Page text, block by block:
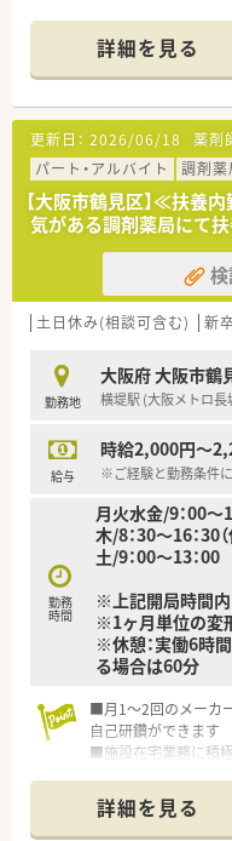
組みをしています。
勉強会を開催してい
るなど、自己研鑽を
目指してRPAの導入
して薬剤師が臨床業
■ドクターに声を掛
関係も良好です。
■施設在宅業務も各
い・学んでいきたい
■最新の調剤機器や
率良くお仕事いただ
■基本的に移動無し
ができます。
■各店舗、最寄駅か
です。
詳細を見る
更新日： 2026/06/18 薬剤
パート・アルバイト
調剤薬
【大阪市鶴見区】≪扶養
気がある調剤薬局にて
土日休み(相談可含む) 新
勤務地
大阪府 大阪市鶴
横堤駅 (大阪メトロ
給与
時給2,000円～
※ご経験と勤務条件
勤務
時間
月火水金/9：00～
木/8：30～16：30
土/9：00～13：00
※上記開局時間
※1ヶ月単位の変
※休憩：実働6時
る場合は60分
■月1～2回のメーカ
自己研鑽ができます
■施設在宅業務に積
■鶴見区の薬剤師会
加OK
詳細を見る